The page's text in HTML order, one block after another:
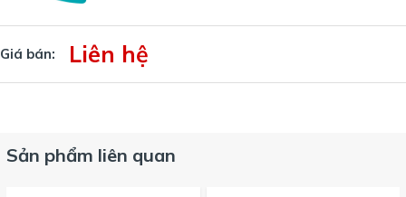
Giá bán: Liên hệ
Sản phẩm liên quan